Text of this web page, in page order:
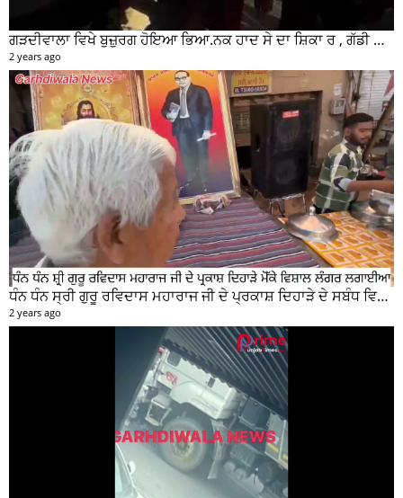
ਗੜਦੀਵਾਲਾ ਵਿਖੇ ਬੁਜ਼ੁਰਗ ਹੋਇਆ ਭਿਆ.ਨਕ ਹਾਦ ਸੇ ਦਾ ਸ਼ਿਕਾ ਰ , ਗੱਡੀ ਸਵਾਰ ਮੌਕੇ ਤੋ ਫਰਾਰ
2 years ago
ਧੰਨ ਧੰਨ ਸ੍ਰੀ ਗੁਰੂ ਰਵਿਦਾਸ ਮਹਾਰਾਜ ਜੀ ਦੇ ਪ੍ਰਕਾਸ਼ ਦਿਹਾੜੇ ਦੇ ਸਬੰਧ ਵਿਚ ਮੇਨ ਰੋੜ ਵਿਖੇ ਲਾਗਾਇਆ ਵਿਸ਼ਾਲ ਲੰਗਰ
2 years ago